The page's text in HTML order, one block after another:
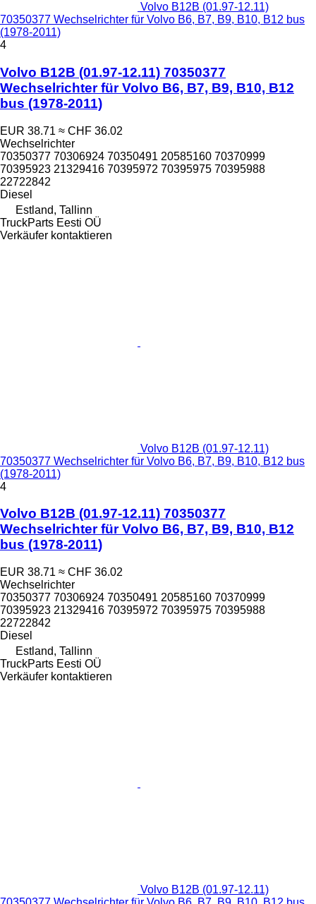
Volvo B12B (01.97-12.11)
70350377 Wechselrichter für Volvo B6, B7, B9, B10, B12 bus
(1978-2011)
4
Volvo B12B (01.97-12.11) 70350377
Wechselrichter für Volvo B6, B7, B9, B10, B12
bus (1978-2011)
EUR 38.71 ≈ CHF 36.02
Wechselrichter
70350377 70306924 70350491 20585160 70370999
70395923 21329416 70395972 70395975 70395988
22722842
Diesel
Estland, Tallinn
TruckParts Eesti OÜ
Verkäufer kontaktieren
Volvo B12B (01.97-12.11)
70350377 Wechselrichter für Volvo B6, B7, B9, B10, B12 bus
(1978-2011)
4
Volvo B12B (01.97-12.11) 70350377
Wechselrichter für Volvo B6, B7, B9, B10, B12
bus (1978-2011)
EUR 38.71 ≈ CHF 36.02
Wechselrichter
70350377 70306924 70350491 20585160 70370999
70395923 21329416 70395972 70395975 70395988
22722842
Diesel
Estland, Tallinn
TruckParts Eesti OÜ
Verkäufer kontaktieren
Volvo B12B (01.97-12.11)